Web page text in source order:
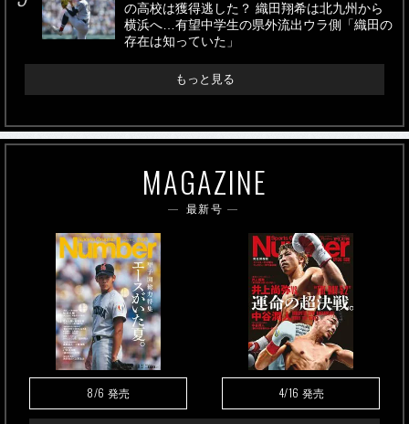
の高校は獲得逃した？ 織田翔希は北九州から
横浜へ…有望中学生の県外流出ウラ側「織田の
存在は知っていた」
もっと見る
MAGAZINE
最新号
8/6 発売 4/16 発売